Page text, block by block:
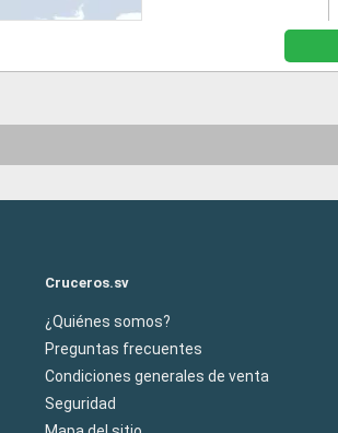
Cruceros.sv
¿Quiénes somos?
Preguntas frecuentes
Condiciones generales de venta
Seguridad